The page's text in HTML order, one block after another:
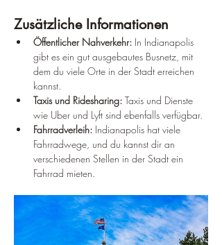
Zusätzliche Informationen
Öffentlicher Nahverkehr: In Indianapolis
gibt es ein gut ausgebautes Busnetz, mit
dem du viele Orte in der Stadt erreichen
kannst.
Taxis und Ridesharing: Taxis und Dienste
wie Uber und Lyft sind ebenfalls verfügbar.
Fahrradverleih: Indianapolis hat viele
Fahrradwege, und du kannst dir an
verschiedenen Stellen in der Stadt ein
Fahrrad mieten.